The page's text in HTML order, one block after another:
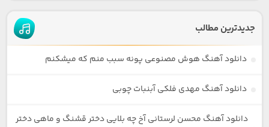
جدیدترین مطالب
دانلود آهنگ هوش مصنوعی پونه سبب منم که میشکنم
دانلود آهنگ مهدی فلکی آبنبات چوبی
دانلود آهنگ محسن لرستانی آخ چه بلایی دختر قشنگ و ماهی دختر